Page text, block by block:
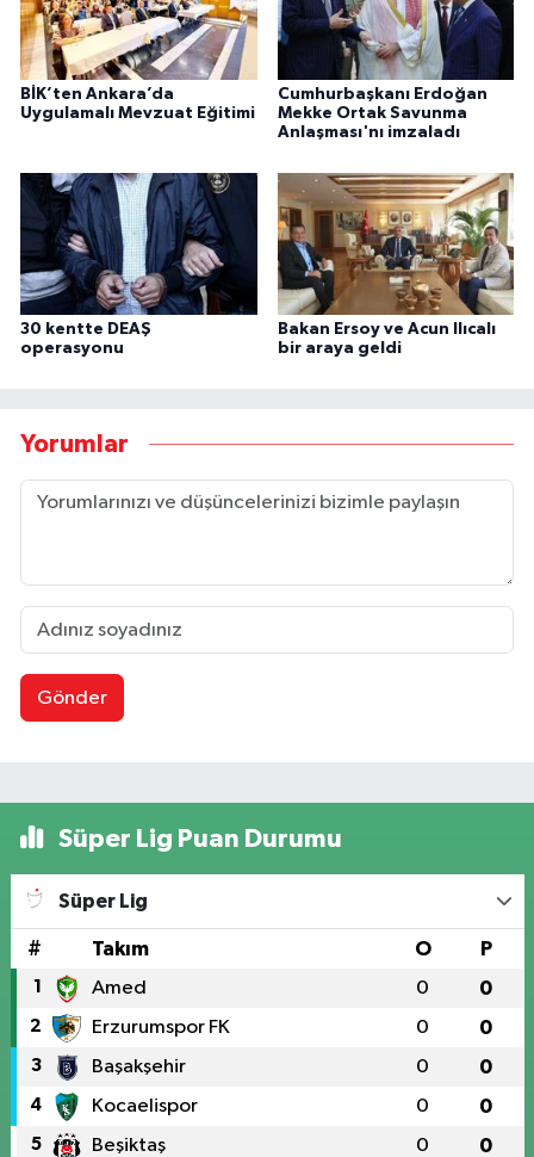
BİK’ten Ankara’da
Uygulamalı Mevzuat Eğitimi
Cumhurbaşkanı Erdoğan
Mekke Ortak Savunma
Anlaşması'nı imzaladı
30 kentte DEAŞ
operasyonu
Bakan Ersoy ve Acun Ilıcalı
bir araya geldi
Yorumlar
Gönder
Süper Lig Puan Durumu
Süper Lig
# Takım O P
1 Amed 0 0
2 Erzurumspor FK 0 0
3 Başakşehir 0 0
4 Kocaelispor 0 0
5 Beşiktaş 0 0